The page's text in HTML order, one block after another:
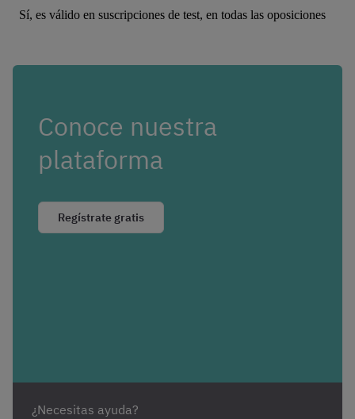
Conoce nuestra
plataforma
Regístrate gratis
¿Necesitas ayuda?